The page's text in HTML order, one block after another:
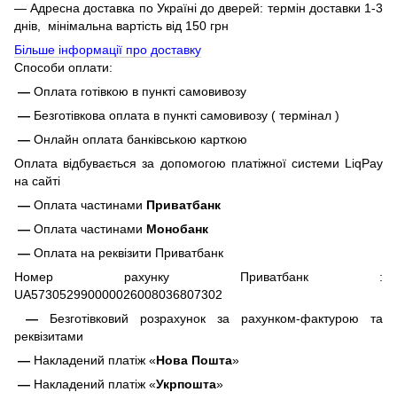
— Адресна доставка по Україні до дверей: термін доставки 1-3
днів, мінімальна вартість від 150 грн
Більше інформації про доставку
Способи оплати:
— Оплата готівкою в пункті самовивозу
— Безготівкова оплата в пункті самовивозу ( термінал )
— Онлайн оплата банківською карткою
Оплата відбувається за допомогою платіжної системи LiqPay
на сайті
— Оплата частинами Приватбанк
— Оплата частинами Монобанк
— Оплата на реквізити Приватбанк
Номер рахунку Приватбанк :
UA573052990000026008036807302
— Безготівковий розрахунок за рахунком-фактурою та
реквізитами
— Накладений платіж «Нова Пошта»
— Накладений платіж «Укрпошта»